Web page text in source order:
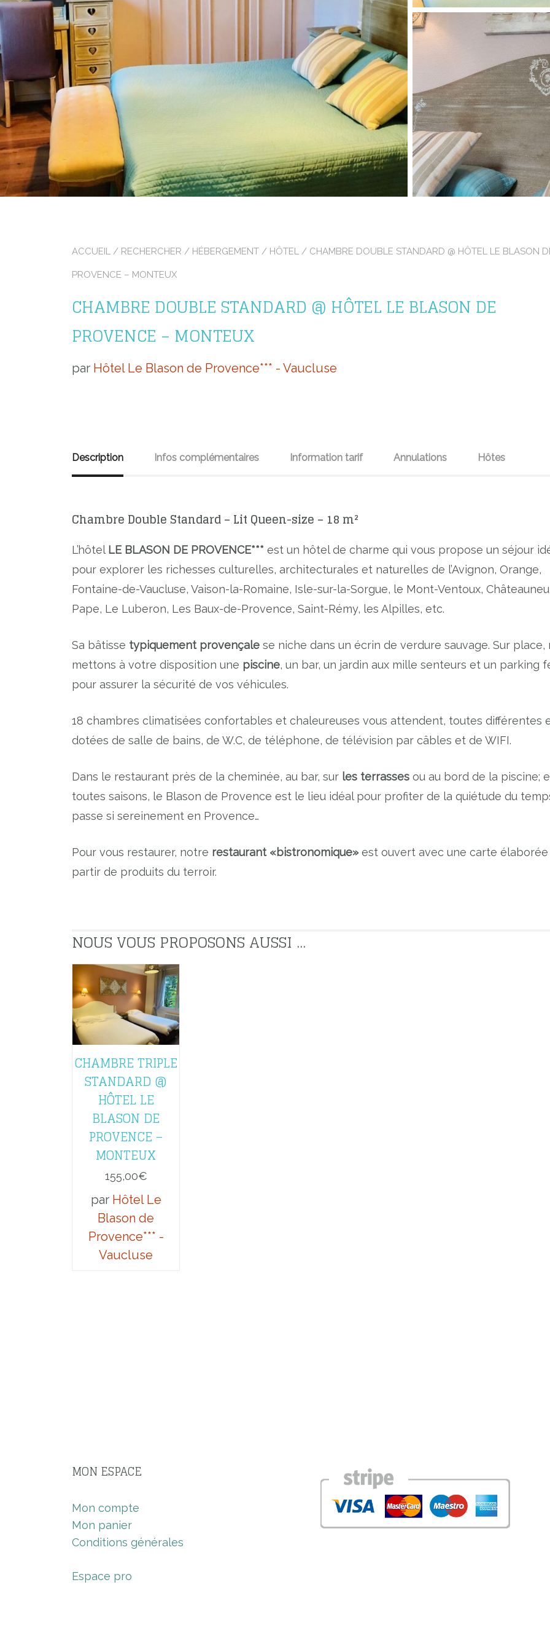
ACCUEIL / RECHERCHER / HÉBERGEMENT / HÔTEL / CHAMBRE DOUBLE STANDARD @ HÔTEL LE BLASON
PROVENCE – MONTEUX
CHAMBRE DOUBLE STANDARD @ HÔTEL LE BLASON DE
PROVENCE – MONTEUX
par Hôtel Le Blason de Provence*** - Vaucluse
Description Infos complémentaires Information tarif Annulations Hôtes
Chambre Double Standard – Lit Queen-size – 18 m²
L’hôtel LE BLASON DE PROVENCE*** est un hôtel de charme qui vous propose un séjour
pour explorer les richesses culturelles, architecturales et naturelles de l’Avignon, Orange,
Fontaine-de-Vaucluse, Vaison-la-Romaine, Isle-sur-la-Sorgue, le Mont-Ventoux,
Pape, Le Luberon, Les Baux-de-Provence, Saint-Rémy, les Alpilles, etc.
Sa bâtisse typiquement provençale se niche dans un écrin de verdure sauvage. Sur place,
mettons à votre disposition une piscine, un bar, un jardin aux mille senteurs et un parking
pour assurer la sécurité de vos véhicules.
18 chambres climatisées confortables et chaleureuses vous attendent, toutes différentes
dotées de salle de bains, de W.C, de téléphone, de télévision par câbles et de WIFI.
Dans le restaurant près de la cheminée, au bar, sur les terrasses ou au bord de la piscine;
toutes saisons, le Blason de Provence est le lieu idéal pour profiter de la quiétude du
passe si sereinement en Provence…
Pour vous restaurer, notre restaurant «bistronomique»est ouvert avec une carte élaborée
partir de produits du terroir.
NOUS VOUS PROPOSONS AUSSI ...
CHAMBRE TRIPLE
STANDARD @
HÔTEL LE
BLASON DE
PROVENCE –
MONTEUX
155,00€
par Hôtel Le
Blason de
Provence*** -
Vaucluse
MON ESPACE
Mon compte
Mon panier
Conditions générales
Espace pro